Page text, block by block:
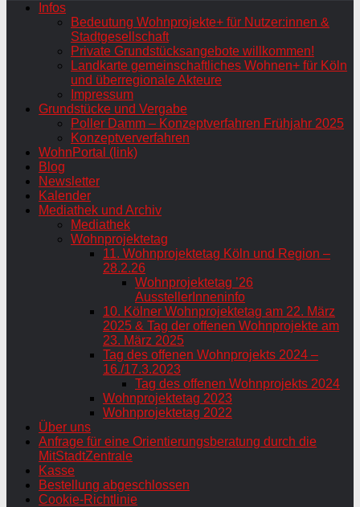
Infos
Bedeutung Wohnprojekte+ für Nutzer:innen &
Stadtgesellschaft
Private Grundstücksangebote willkommen!
Landkarte gemeinschaftliches Wohnen+ für Köln
und überregionale Akteure
Impressum
Grundstücke und Vergabe
Poller Damm – Konzeptverfahren Frühjahr 2025
Konzeptververfahren
WohnPortal (link)
Blog
Newsletter
Kalender
Mediathek und Archiv
Mediathek
Wohnprojektetag
11. Wohnprojektetag Köln und Region –
28.2.26
Wohnprojektetag ’26
AusstellerInneninfo
10. Kölner Wohnprojektetag am 22. März
2025 & Tag der offenen Wohnprojekte am
23. März 2025
Tag des offenen Wohnprojekts 2024 –
16./17.3.2023
Tag des offenen Wohnprojekts 2024
Wohnprojektetag 2023
Wohnprojektetag 2022
Über uns
Anfrage für eine Orientierungsberatung durch die
MitStadtZentrale
Kasse
Bestellung abgeschlossen
Cookie-Richtlinie